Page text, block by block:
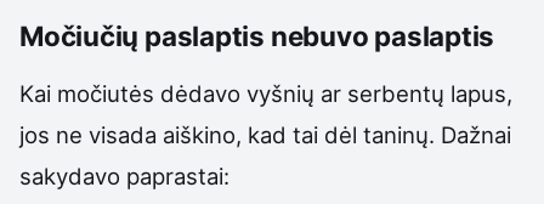
Močiučių paslaptis nebuvo paslaptis
Kai močiutės dėdavo vyšnių ar serbentų lapus,
jos ne visada aiškino, kad tai dėl taninų. Dažnai
sakydavo paprastai: